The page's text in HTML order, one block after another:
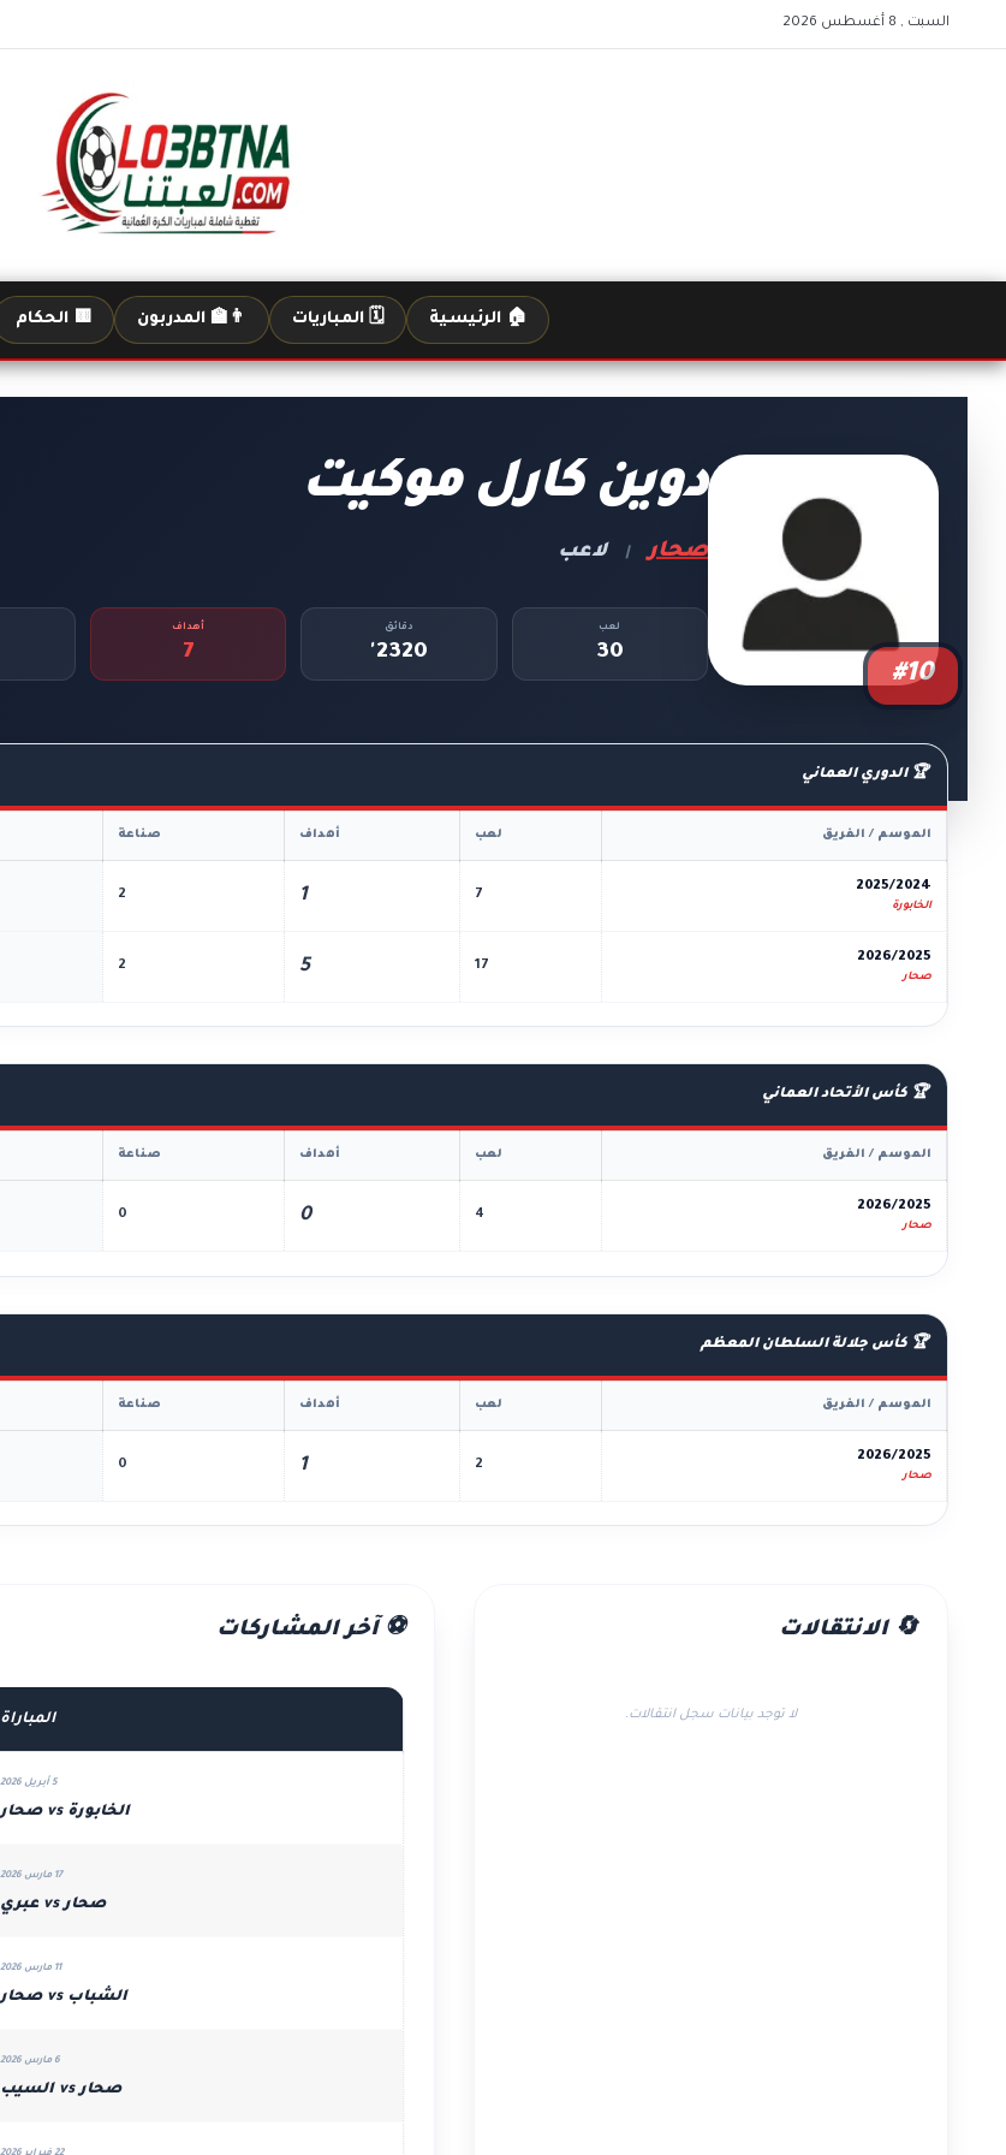
السبت , 8 أغسطس 2026
🏠 الرئيسية 🗓️ المباريات 👨‍🏫 المدربون 🟨 الحكام
#10
دوين كارل موكيت
صحار | لاعب
لعب
30
دقائق
2320'
أهداف
7
🏆 الدوري العماني
الموسم / الفريق لعب أهداف صناعة
2025/2024
الخابورة
7
1
2
2026/2025
صحار
17
5
2
🏆 كأس الأتحاد العماني
الموسم / الفريق لعب أهداف صناعة
2026/2025
صحار
4
0
0
🏆 كأس جلالة السلطان المعظم
الموسم / الفريق لعب أهداف صناعة
2026/2025
صحار
2
1
0
🔄 الانتقالات
لا توجد بيانات سجل انتقالات.
⚽ آخر المشاركات
المباراة
5 أبريل 2026
الخابورة vs صحار
17 مارس 2026
صحار vs عبري
11 مارس 2026
الشباب vs صحار
6 مارس 2026
صحار vs السيب